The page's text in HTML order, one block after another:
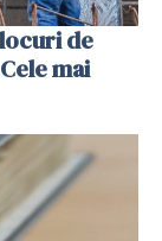
de
mai